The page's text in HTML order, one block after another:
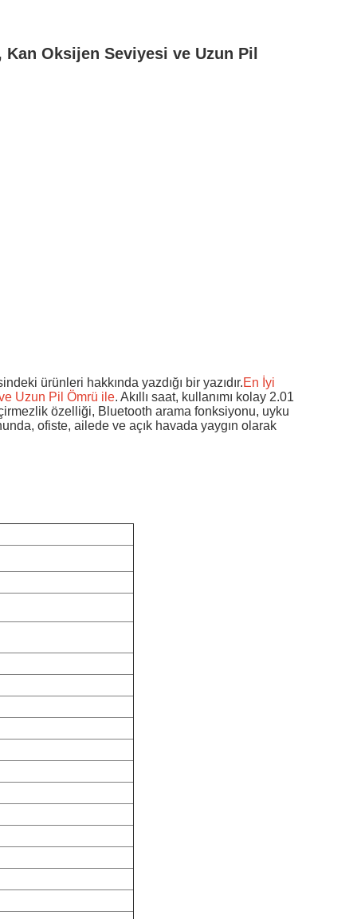
Kan Oksijen Seviyesi ve Uzun Pil
ürünleri hakkında yazdığı bir yazıdır.En İyi
Uzun Pil Ömrü ile. Akıllı saat, kullanımı kolay 2.01
özelliği, Bluetooth arama fonksiyonu, uyku
ofiste, ailede ve açık havada yaygın olarak